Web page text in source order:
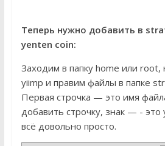
Теперь нужно добавить в
yenten coin:
Заходим в папку home или root,
yiimp и правим файлы в папке
Первая строчка — это имя
добавить строчку, знак — - это
всё довольно просто.